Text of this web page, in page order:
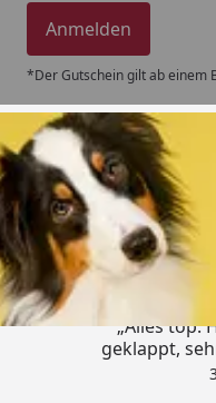
Anmelden
*Der Gutschein gilt ab einem
„Alles top.
geklappt,